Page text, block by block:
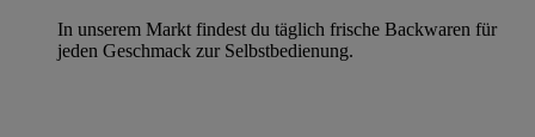
In unserem Markt findest du täglich frische Backwaren für
jeden Geschmack zur Selbstbedienung.